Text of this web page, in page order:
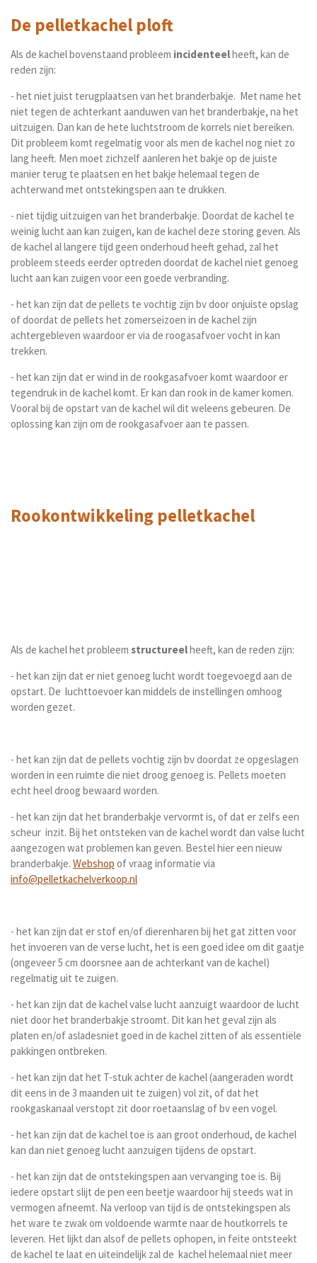
De pelletkachel ploft
Als de kachel bovenstaand probleem incidenteelheeft, kan de
reden zijn:
- het niet juist terugplaatsen van het branderbakje. Met name het
niet tegen de achterkant aanduwen van het branderbakje, na het
uitzuigen. Dan kan de hete luchtstroom de korrels niet bereiken.
Dit probleem komt regelmatig voor als men de kachel nog niet zo
lang heeft. Men moet zichzelf aanleren het bakje op de juiste
manier terug te plaatsen en het bakje helemaal tegen de
achterwand met ontstekingspen aan te drukken.
- niet tijdig uitzuigen van het branderbakje. Doordat de kachel te
weinig lucht aan kan zuigen, kan de kachel deze storing geven. Als
de kachel al langere tijd geen onderhoud heeft gehad, zal het
probleem steeds eerder optreden doordat de kachel niet genoeg
lucht aan kan zuigen voor een goede verbranding.
- het kan zijn dat de pellets te vochtig zijn bv door onjuiste opslag
of doordat de pellets het zomerseizoen in de kachel zijn
achtergebleven waardoor er via de roogasafvoer vocht in kan
trekken.
- het kan zijn dat er wind in de rookgasafvoer komt waardoor er
tegendruk in de kachel komt. Er kan dan rook in de kamer komen.
Vooral bij de opstart van de kachel wil dit weleens gebeuren. De
oplossing kan zijn om de rookgasafvoer aan te passen.
Rookontwikkeling pelletkachel
Als de kachel het probleem structureelheeft, kan de reden zijn:
- het kan zijn dat er niet genoeg lucht wordt toegevoegd aan de
opstart. De luchttoevoer kan middels de instellingen omhoog
worden gezet.
- het kan zijn dat de pellets vochtig zijn bv doordat ze opgeslagen
worden in een ruimte die niet droog genoeg is. Pellets moeten
echt heel droog bewaard worden.
- het kan zijn dat het branderbakje vervormt is, of dat er zelfs een
scheur inzit. Bij het ontsteken van de kachel wordt dan valse lucht
aangezogen wat problemen kan geven. Bestel hier een nieuw
branderbakje. Webshop of vraag informatie via
info@pelletkachelverkoop.nl
- het kan zijn dat er stof en/of dierenharen bij het gat zitten voor
het invoeren van de verse lucht, het is een goed idee om dit gaatje
(ongeveer 5 cm doorsnee aan de achterkant van de kachel)
regelmatig uit te zuigen.
- het kan zijn dat de kachel valse lucht aanzuigt waardoor de lucht
niet door het branderbakje stroomt. Dit kan het geval zijn als
platen en/of asladesniet goed in de kachel zitten of als essentiële
pakkingen ontbreken.
- het kan zijn dat het T-stuk achter de kachel (aangeraden wordt
dit eens in de 3 maanden uit te zuigen) vol zit, of dat het
rookgaskanaal verstopt zit door roetaanslag of bv een vogel.
- het kan zijn dat de kachel toe is aan groot onderhoud, de kachel
kan dan niet genoeg lucht aanzuigen tijdens de opstart.
- het kan zijn dat de ontstekingspen aan vervanging toe is. Bij
iedere opstart slijt de pen een beetje waardoor hij steeds wat in
vermogen afneemt. Na verloop van tijd is de ontstekingspen als
het ware te zwak om voldoende warmte naar de houtkorrels te
leveren. Het lijkt dan alsof de pellets ophopen, in feite ontsteekt
de kachel te laat en uiteindelijk zal de kachel helemaal niet meer